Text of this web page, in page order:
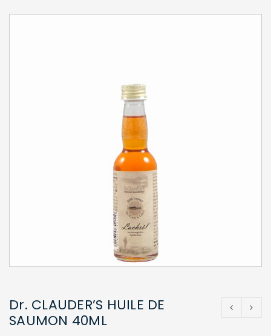
Dr. CLAUDER’S HUILE DE
SAUMON 40ML